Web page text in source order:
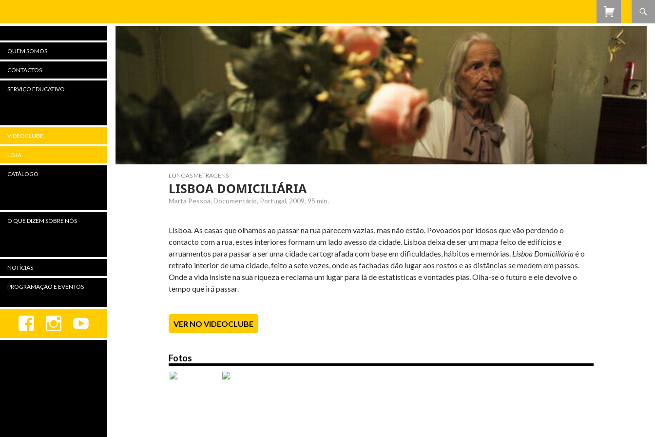
LONGAS METRAGENS
LISBOA DOMICILIÁRIA
Marta Pessoa, Documentário, Portugal, 2009, 95 min.
Lisboa. As casas que olhamos ao passar na rua parecem vazias, mas não estão. Povoados por idosos que vão perdendo o
contacto com a rua, estes interiores formam um lado avesso da cidade. Lisboa deixa de ser um mapa feito de edifícios e
arruamentos para passar a ser uma cidade cartografada com base em dificuldades, hábitos e memórias. Lisboa Domiciliáriaé o
retrato interior de uma cidade, feito a sete vozes, onde as fachadas dão lugar aos rostos e as distâncias se medem em passos.
Onde a vida insiste na sua riqueza e reclama um lugar para lá de estatísticas e vontades pias. Olha-se o futuro e ele devolve o
tempo que irá passar.
VER NO VIDEOCLUBE
Fotos
QUEM SOMOS
CONTACTOS
SERVIÇO EDUCATIVO
VIDEOCLUBE
LOJA
CATÁLOGO
O QUE DIZEM SOBRE NÓS
NOTÍCIAS
PROGRAMAÇÃO E EVENTOS